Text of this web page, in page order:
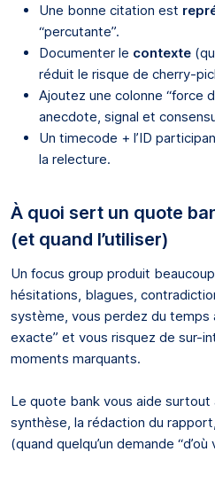
Une bonne citation est
“percutante”.
Documenter le contexte
réduit le risque de cherry-
Ajoutez une colonne “force
anecdote, signal et
Un timecode + l’ID
la relecture.
À quoi sert un quote
(et quand l’utiliser)
Un focus group produit
hésitations, blagues,
système, vous perdez du temps
exacte” et vous risquez de sur-
moments marquants.
Le quote bank vous aide surtout
synthèse, la rédaction du
(quand quelqu’un demande